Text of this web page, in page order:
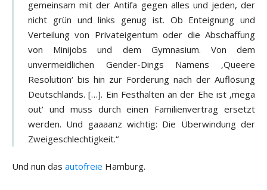
gemeinsam mit der Antifa gegen alles und jeden, der
nicht grün und links genug ist. Ob Enteignung und
Verteilung von Privateigentum oder die Abschaffung
von Minijobs und dem Gymnasium. Von dem
unvermeidlichen Gender-Dings Namens ‚Queere
Resolution‘ bis hin zur Forderung nach der Auflösung
Deutschlands. […]. Ein Festhalten an der Ehe ist ‚mega
out‘ und muss durch einen Familienvertrag ersetzt
werden. Und gaaaanz wichtig: Die Überwindung der
Zweigeschlechtigkeit.“
Und nun das autofreie Hamburg.